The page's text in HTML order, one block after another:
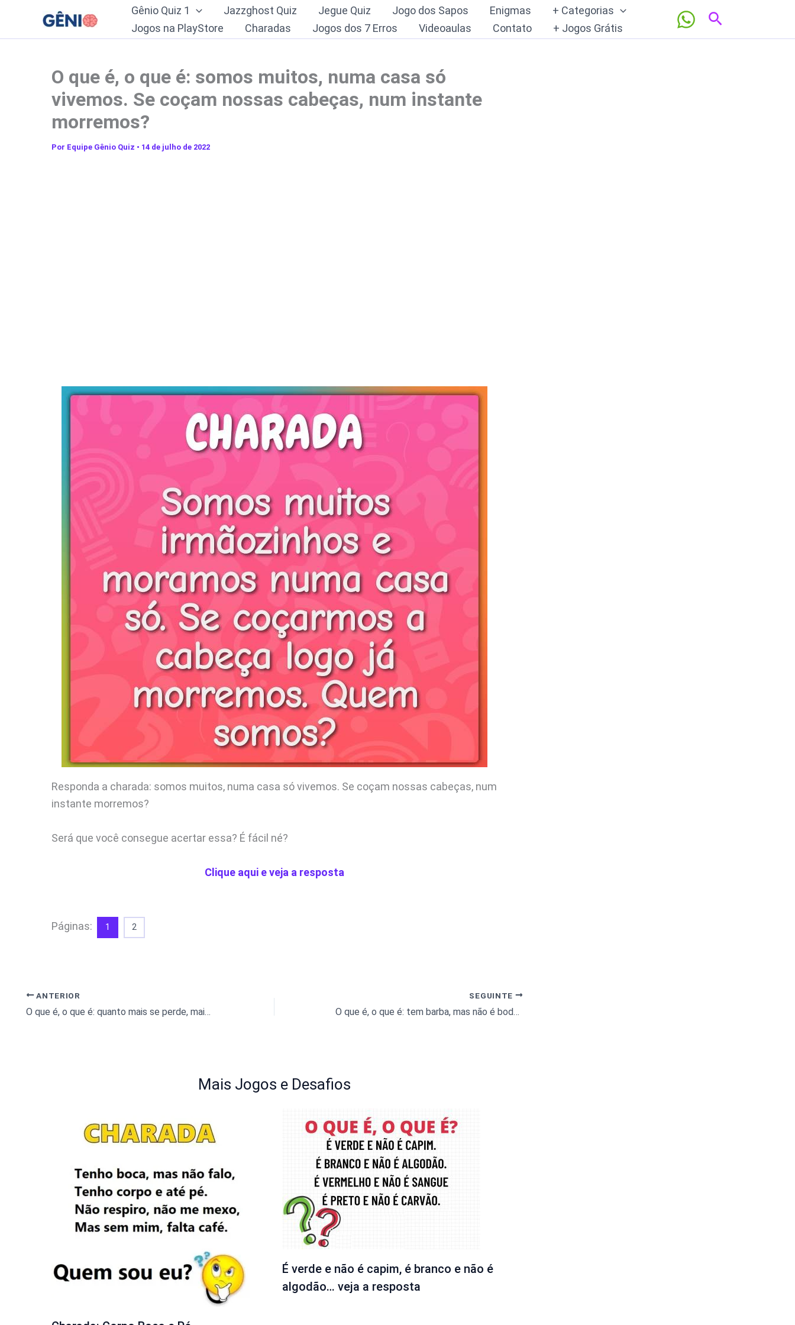
o
Gênio Quiz 1 Jazzghost Quiz Jegue Quiz Jogo dos Sapos Enigmas
+ Categorias
Jogos na PlayStore
Charadas Jogos dos 7 Erros Videoaulas Contato + Jogos Grátis
Pesquisar
O que é, o que é: somos muitos, numa casa só
vivemos. Se coçam nossas cabeças, num instante
morremos?
Por Equipe Gênio Quiz • 14 de julho de 2022
Responda a charada: somos muitos, numa casa só vivemos. Se coçam nossas cabeças, num
instante morremos?
Será que você consegue acertar essa? É fácil né?
Clique aqui e veja a resposta
Páginas: 1 2
ANTERIOR
O que é, o que é: quanto mais se perde, mais se tem?
SEGUINTE
O que é, o que é: tem barba, mas não é bode. Tem dente, mas não morde?
Mais Jogos e Desafios
É verde e não é capim, é branco e não é
algodão… veja a resposta